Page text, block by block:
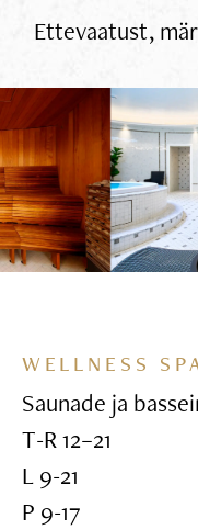
Ettevaatust,
WELLNESS
Saunade ja
T-R 12–21
L 9-21
P 9-17